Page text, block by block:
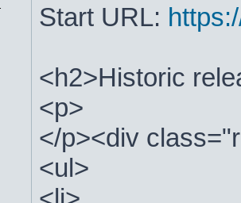
Start URL:
<h2>Historic
<p>
</p><div
<ul>